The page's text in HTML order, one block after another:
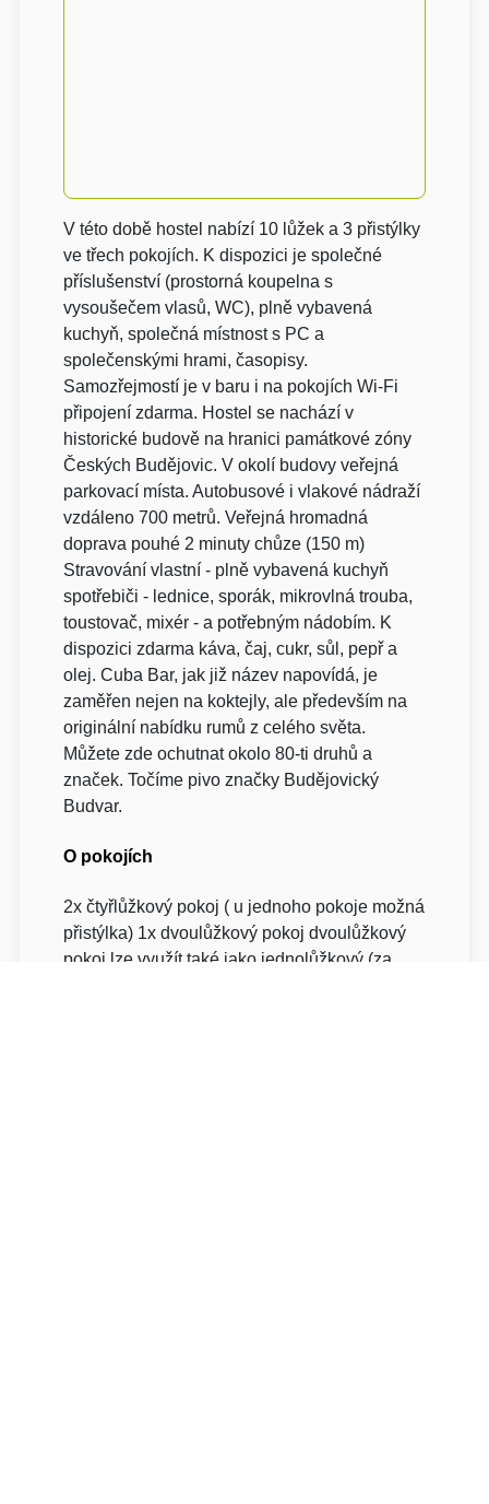
V této době hostel nabízí 10 lůžek a 3 přistýlky
ve třech pokojích. K dispozici je společné
příslušenství (prostorná koupelna s
vysoušečem vlasů, WC), plně vybavená
kuchyň, společná místnost s PC a
společenskými hrami, časopisy.
Samozřejmostí je v baru i na pokojích Wi-Fi
připojení zdarma. Hostel se nachází v
historické budově na hranici památkové zóny
Českých Budějovic. V okolí budovy veřejná
parkovací místa. Autobusové i vlakové nádraží
vzdáleno 700 metrů. Veřejná hromadná
doprava pouhé 2 minuty chůze (150 m)
Stravování vlastní - plně vybavená kuchyň
spotřebiči - lednice, sporák, mikrovlná trouba,
toustovač, mixér - a potřebným nádobím. K
dispozici zdarma káva, čaj, cukr, sůl, pepř a
olej. Cuba Bar, jak již název napovídá, je
zaměřen nejen na koktejly, ale především na
originální nabídku rumů z celého světa.
Můžete zde ochutnat okolo 80-ti druhů a
značek. Točíme pivo značky Budějovický
Budvar.
O pokojích
2x čtyřlůžkový pokoj ( u jednoho pokoje možná
přistýlka) 1x dvoulůžkový pokoj dvoulůžkový
pokoj lze využít také jako jednolůžkový (za